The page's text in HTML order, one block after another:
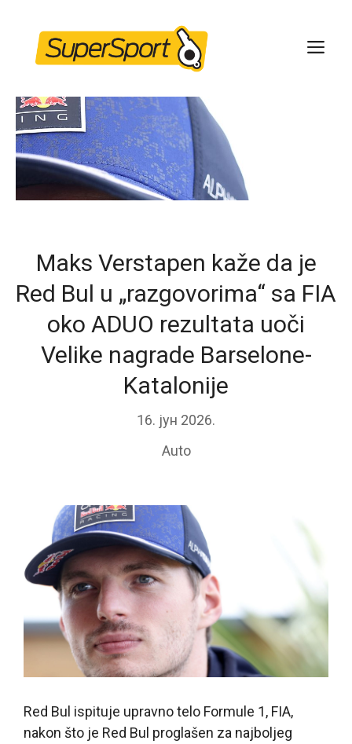
content
Maks Verstapen kaže da je
Red Bul u „razgovorima“ sa FIA
oko ADUO rezultata uoči
Velike nagrade Barselone-
Katalonije
16. јун 2026.
Auto
Red Bul ispituje upravno telo Formule 1, FIA,
nakon što je Red Bul proglašen za najboljeg